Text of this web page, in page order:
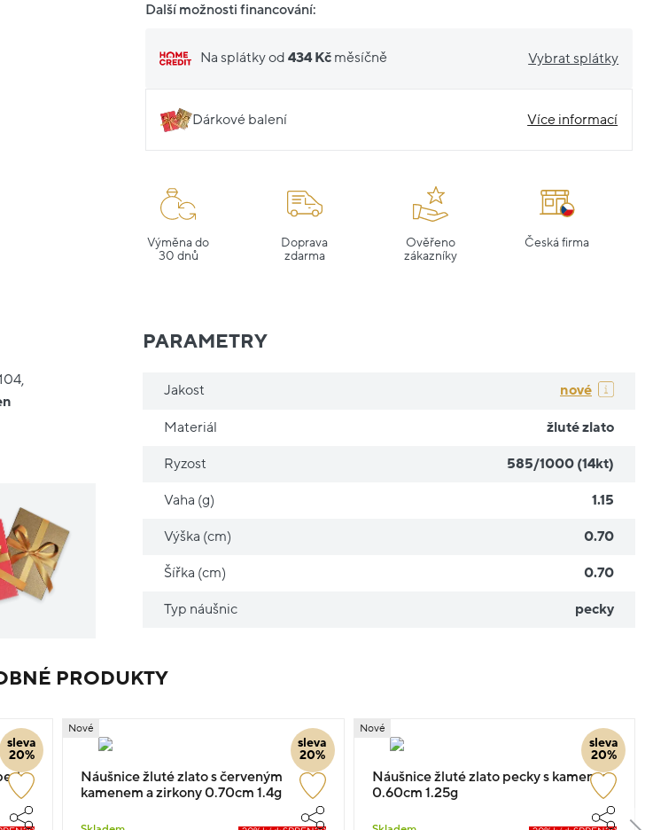
Další možnosti financování:
Na splátky od434 Kč měsíčně Vybrat splátky
Dárkové balení Více informací
Výměna do
30 dnů
Doprava
zdarma
Ověřeno
zákazníky
Česká firma
PARAMETRY
Jakost nové
Materiál žluté zlato
Ryzost 585/1000 (14kt)
Vaha (g) 1.15
Výška (cm) 0.70
Šířka (cm) 0.70
Typ náušnic pecky
PRODUKTY
sleva
20%
sleva
20%
Nové
Náušnice žluté zlato s červeným
kamenem a zirkony 0.70cm 1.4g
sleva
20%
Nové
Náušnice žluté zlato pecky s kamenem
0.60cm 1.25g